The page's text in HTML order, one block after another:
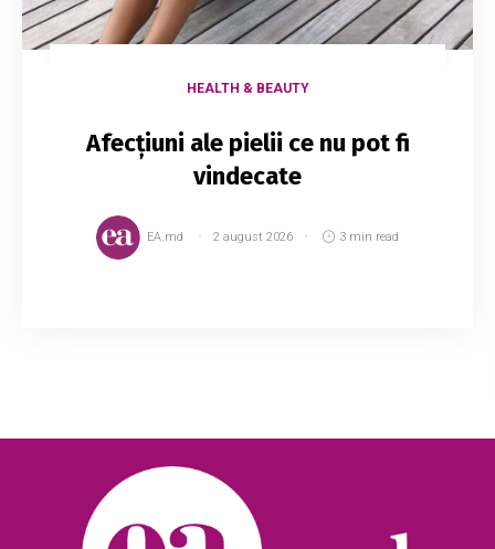
HEALTH & BEAUTY
Afecțiuni ale pielii ce nu pot fi
vindecate
EA.md 2 august 2026 3 min read